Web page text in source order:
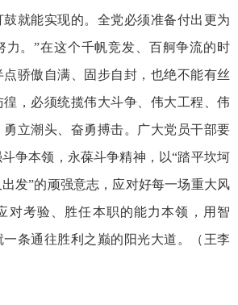
就能实现的。全党必须准备付出更为
力。”在这个千帆竞发、百舸争流的时
骄傲自满、固步自封，也绝不能有丝
，必须统揽伟大斗争、伟大工程、伟
立潮头、奋勇搏击。广大党员干部要
争本领，永葆斗争精神，以“踏平坎坷
发”的顽强意志，应对好每一场重大风
对考验、胜任本职的能力本领，用智
条通往胜利之巅的阳光大道。（王李